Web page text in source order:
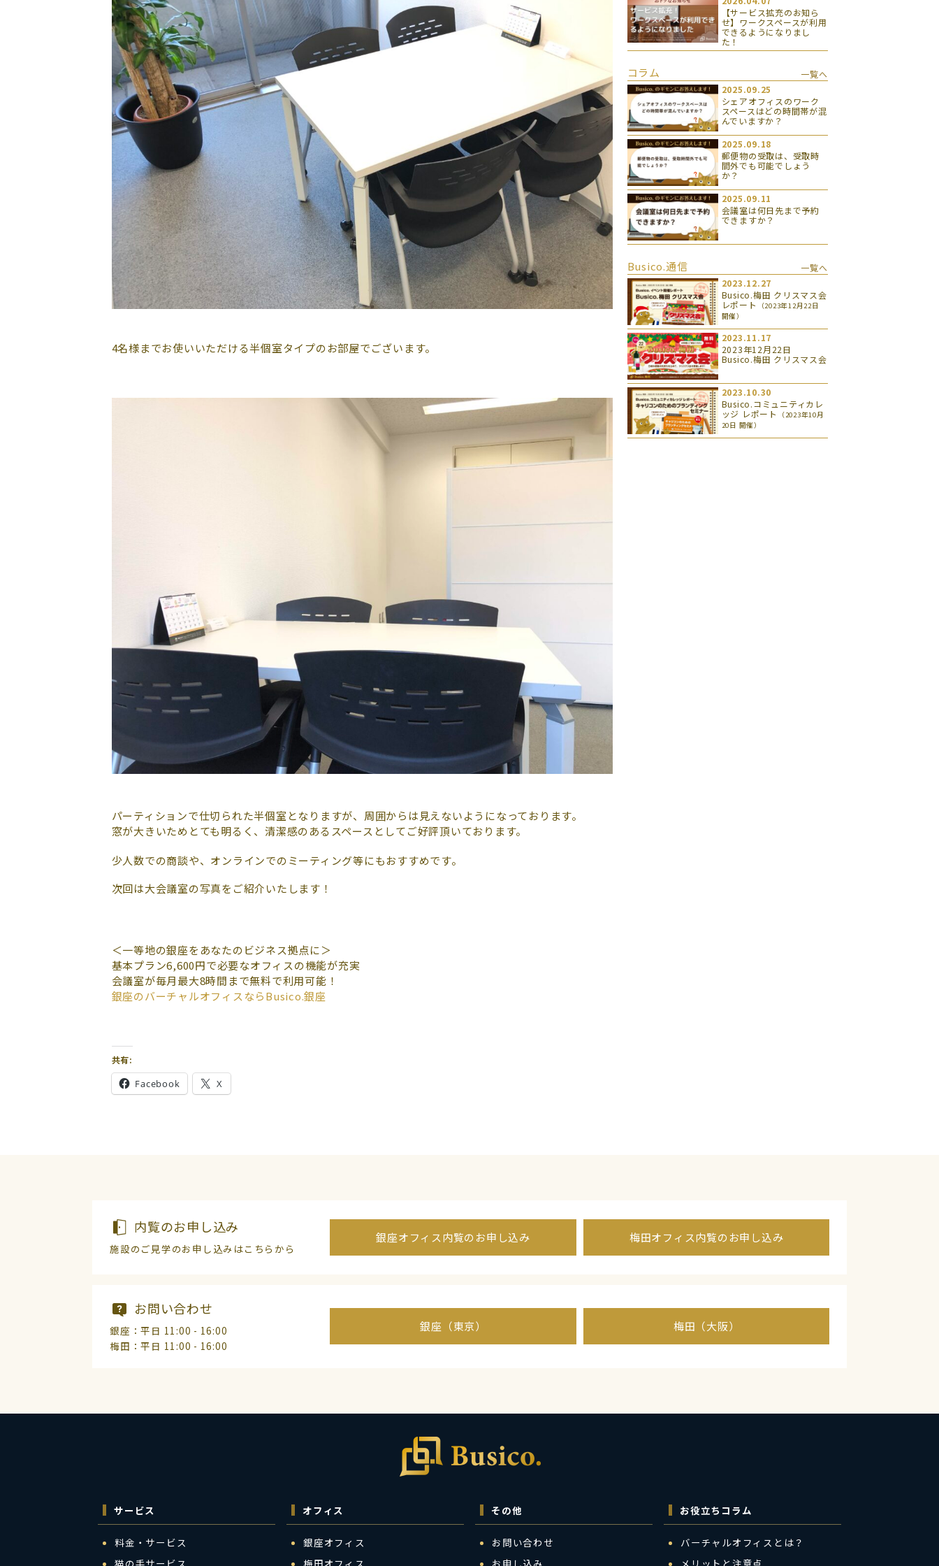
4名様までお使いいただける半個室タイプのお部屋でございます。
パーティションで仕切られた半個室となりますが、周囲からは見えないようになっております。
窓が大きいためとても明るく、清潔感のあるスペースとしてご好評頂いております。
少人数での商談や、オンラインでのミーティング等にもおすすめです。
次回は大会議室の写真をご紹介いたします！
＜一等地の銀座をあなたのビジネス拠点に＞
基本プラン6,600円で必要なオフィスの機能が充実
会議室が毎月最大8時間まで無料で利用可能！
銀座のバーチャルオフィスならBusico.銀座
共有:
Facebook X
【サービス拡充のお知ら
せ】ワークスペースが利用
できるようになりまし
た！
コラム
一覧へ
2025.09.25
シェアオフィスのワーク
スペースはどの時間帯が混
んでいますか？
2025.09.18
郵便物の受取は、受取時
間外でも可能でしょう
か？
2025.09.11
会議室は何日先まで予約
できますか？
Busico.通信
一覧へ
2023.12.27
Busico.梅田 クリスマス会
レポート
（2023年12月22日
開催）
2023.11.17
2023年12月22日
Busico.梅田 クリスマス会
2023.10.30
Busico.コミュニティカレ
ッジ レポート
（2023年10月
20日 開催）
内覧のお申し込み
施設のご見学のお申し込みはこちらから
銀座オフィス内覧のお申し込み 梅田オフィス内覧のお申し込み
お問い合わせ
銀座：平日 11:00 - 16:00
梅田：平日 11:00 - 16:00
銀座（東京） 梅田（大阪）
サービス
料金・サービス
オフィス
銀座オフィス
その他
お問い合わせ
お役立ちコラム
バーチャルオフィスとは？